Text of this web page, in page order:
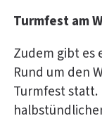
Turmfest am
Zudem gibt es
Rund um den
Turmfest statt.